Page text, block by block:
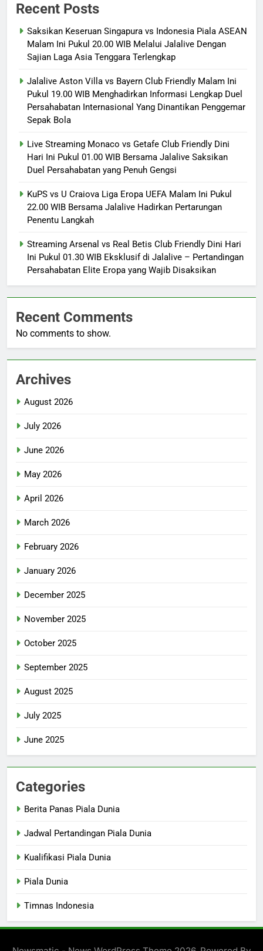
Recent Posts
Saksikan Keseruan Singapura vs Indonesia Piala ASEAN
Malam Ini Pukul 20.00 WIB Melalui Jalalive Dengan
Sajian Laga Asia Tenggara Terlengkap
Jalalive Aston Villa vs Bayern Club Friendly Malam Ini
Pukul 19.00 WIB Menghadirkan Informasi Lengkap Duel
Persahabatan Internasional Yang Dinantikan Penggemar
Sepak Bola
Live Streaming Monaco vs Getafe Club Friendly Dini
Hari Ini Pukul 01.00 WIB Bersama Jalalive Saksikan
Duel Persahabatan yang Penuh Gengsi
KuPS vs U Craiova Liga Eropa UEFA Malam Ini Pukul
22.00 WIB Bersama Jalalive Hadirkan Pertarungan
Penentu Langkah
Streaming Arsenal vs Real Betis Club Friendly Dini Hari
Ini Pukul 01.30 WIB Eksklusif di Jalalive – Pertandingan
Persahabatan Elite Eropa yang Wajib Disaksikan
Recent Comments
No comments to show.
Archives
August 2026
July 2026
June 2026
May 2026
April 2026
March 2026
February 2026
January 2026
December 2025
November 2025
October 2025
September 2025
August 2025
July 2025
June 2025
Categories
Berita Panas Piala Dunia
Jadwal Pertandingan Piala Dunia
Kualifikasi Piala Dunia
Piala Dunia
Timnas Indonesia